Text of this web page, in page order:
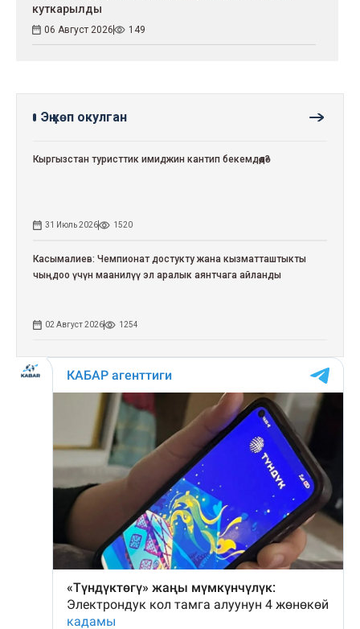
куткарылды
06 Август 2026 149
Эң көп окулган
Кыргызстан туристтик имиджин кантип бекемдөөдө?
31 Июль 2026 1520
Касымалиев: Чемпионат достукту жана кызматташтыкты
чыңдоо үчүн маанилүү эл аралык аянтчага айланды
02 Август 2026 1254